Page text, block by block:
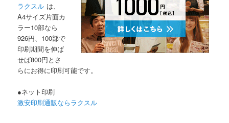
ラクスル は、
A4サイズ片面カ
ラー10部なら
926円、100部で
印刷期間を伸ば
せば800円とさ
らにお得に印刷可能です。
●ネット印刷
激安印刷通販ならラクスル